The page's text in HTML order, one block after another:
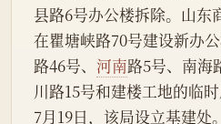
县路6号办公楼拆除。山东
在瞿塘峡路70号建设新办
路46号、 河南路5号、南海
川路15号和建楼工地的临
7月19日，该局设立基建处